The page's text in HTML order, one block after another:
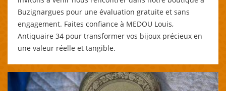
Buzignargues pour une évaluation gratuite et sans
engagement. Faites confiance à MEDOU Louis,
Antiquaire 34 pour transformer vos bijoux précieux en
une valeur réelle et tangible.